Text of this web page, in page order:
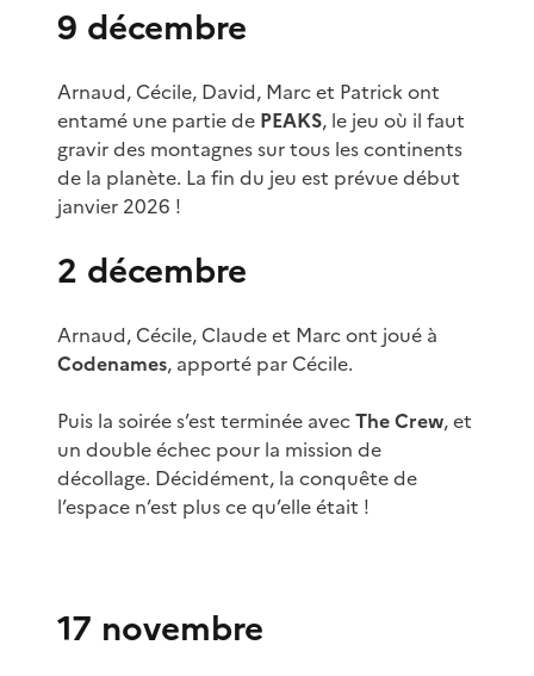
9 décembre
Arnaud, Cécile, David, Marc et Patrick ont
entamé une partie de PEAKS, le jeu où il faut
gravir des montagnes sur tous les continents
de la planète. La fin du jeu est prévue début
janvier 2026 !
2 décembre
Arnaud, Cécile, Claude et Marc ont joué à
Codenames, apporté par Cécile.
Puis la soirée s’est terminée avecThe Crew, et
un double échec pour la mission de
décollage. Décidément, la conquête de
l’espace n’est plus ce qu’elle était !
17 novembre